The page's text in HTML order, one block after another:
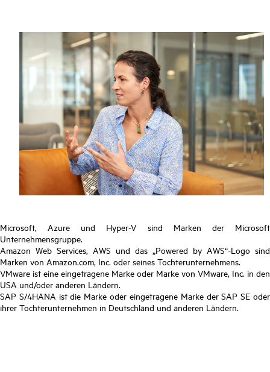
Microsoft, Azure und Hyper-V sind Marken der Microsoft
Unternehmensgruppe.
Amazon Web Services, AWS und das „Powered by AWS“-Logo sind
Marken von Amazon.com, Inc. oder seines Tochterunternehmens.
VMware ist eine eingetragene Marke oder Marke von VMware, Inc. in den
USA und/oder anderen Ländern.
SAP S/4HANA ist die Marke oder eingetragene Marke der SAP SE oder
ihrer Tochterunternehmen in Deutschland und anderen Ländern.